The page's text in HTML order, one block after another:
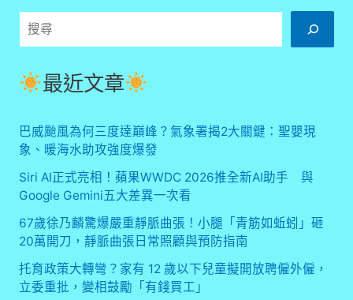
阱？
親
歷
揭
宰
客
真
相
搜
尋
最近文章
巴威颱風為何三度達巔峰？氣象署揭2大關鍵：聖嬰現
象、暖海水助攻強度爆發
Siri AI正式亮相！蘋果WWDC 2026推全新AI助手 與
Google Gemini五大差異一次看
67歲徐乃麟驚爆嚴重靜脈曲張！小腿「青筋如蚯蚓」砸
20萬開刀，靜脈曲張日常照顧與預防指南
托育政策大轉彎？家有 12 歲以下兒童擬開放聘僱外僱，
立委重批，變相鼓勵「有錢買工」